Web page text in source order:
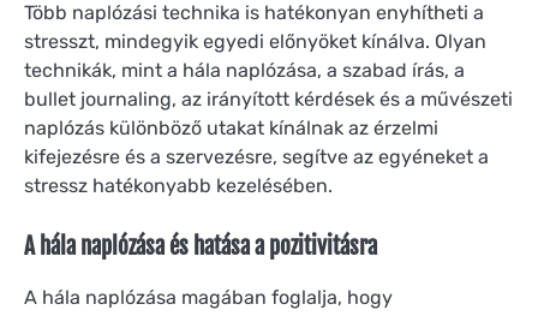
Több naplózási technika is hatékonyan enyhítheti a
stresszt, mindegyik egyedi előnyöket kínálva. Olyan
technikák, mint a hála naplózása, a szabad írás, a
bullet journaling, az irányított kérdések és a művészeti
naplózás különböző utakat kínálnak az érzelmi
kifejezésre és a szervezésre, segítve az egyéneket a
stressz hatékonyabb kezelésében.
A hála naplózása és hatása a pozitivitásra
A hála naplózása magában foglalja, hogy